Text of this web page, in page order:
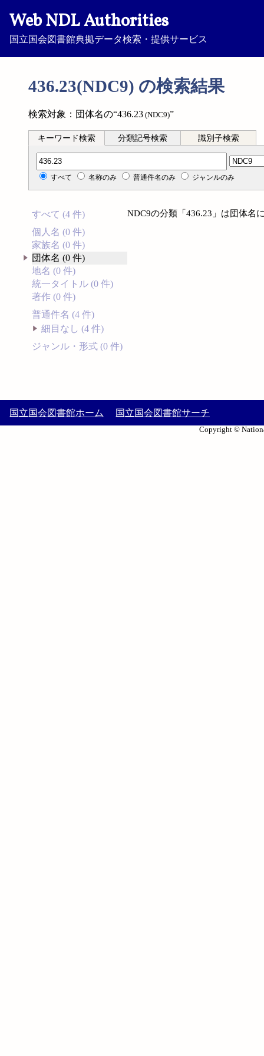
Web NDL Authorities
国立国会図書館典拠データ検索・提供サービス
436.23(NDC9) の検索結果
検索対象：団体名の“436.23 (NDC9)”
キーワード検索 分類記号検索 識別子検索
分類記号検索
すべて 名称のみ 普通件名のみ ジャンルのみ
すべて (4 件)
個人名 (0 件)
家族名 (0 件)
団体名 (0 件)
地名 (0 件)
統一タイトル (0 件)
著作 (0 件)
普通件名 (4 件)
細目なし (4 件)
ジャンル・形式 (0 件)
NDC9の分類「436.23」は団体名
国立国会図書館ホーム 国立国会図書館サーチ
Copyright ©